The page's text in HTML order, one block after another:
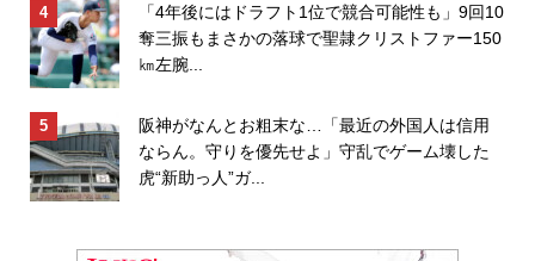
「4年後にはドラフト1位で競合可能性も」9回10
奪三振もまさかの落球で聖隷クリストファー150
㎞左腕...
阪神がなんとお粗末な…「最近の外国人は信用
ならん。守りを優先せよ」守乱でゲーム壊した
虎“新助っ人”ガ...